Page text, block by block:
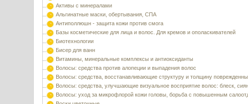
Активы с минералами
Альгинатные маски, обертывания, СПА
Антиполлюшн - защита кожи против смога
Базы косметические для лица и волос. Для кремов и ополаскивателей
Биотехнологии
Бисер для ванн
Витамины, минеральные комплексы и антиоксиданты
Волосы: средства против алопеции и выпадения волос
Волосы: средства, восстанавливающие структуру и толщину
Волосы: средства, улучшающие визуальное восприятие волос: блеск,
Волосы: уход за микрофлорой кожи головы, борьба с повышенным